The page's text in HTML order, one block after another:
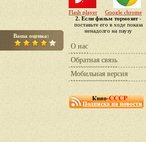
Ваша оценка:
Flash player
Google chrome
2. Если фильм тормозит-
поставьте его в ходе показа
ненадолго на паузу
О нас
Обратная связь
Мобильная версия